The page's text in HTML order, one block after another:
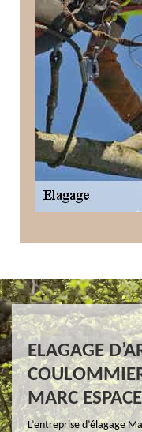
ELAGAGE
MARC
L’entreprise d’élagage